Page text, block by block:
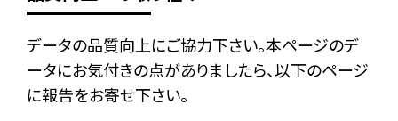
データの品質向上にご協力下さい。本ページのデ
ータにお気付きの点がありましたら、以下のページ
に報告をお寄せ下さい。